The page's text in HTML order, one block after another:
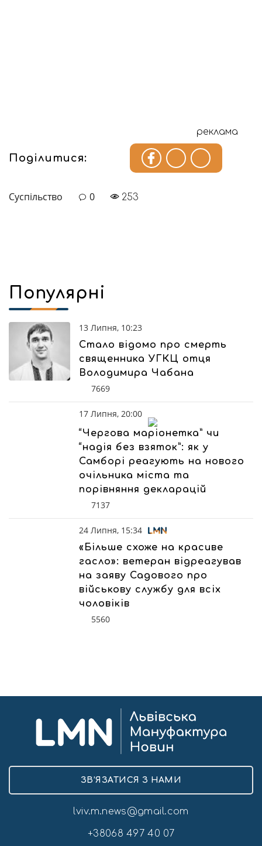
реклама
Поділитися:
Суспільство 0 253
Популярні
13 Липня, 10:23
Стало відомо про смерть
священника УГКЦ отця
Володимира Чабана
7669
17 Липня, 20:00
“Чергова маріонетка” чи
“надія без взяток”: як у
Самборі реагують на нового
очільника міста та
порівняння декларацій
7137
24 Липня, 15:34
«Більше схоже на красиве
гасло»: ветеран відреагував
на заяву Садового про
військову службу для всіх
чоловіків
5560
ЗВ’ЯЗАТИСЯ З НАМИ
lviv.m.news@gmail.com
+38068 497 40 07